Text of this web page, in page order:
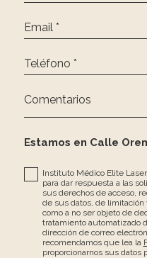
Email *
Teléfono *
Comentarios
Estamos en Calle
Instituto Médico Elite
para dar respuesta a las
sus derechos de acceso,
de sus datos, de limitación
como a no ser objeto de
tratamiento automatizado
dirección de correo
recomendamos que lea la
proporcionarnos sus datos